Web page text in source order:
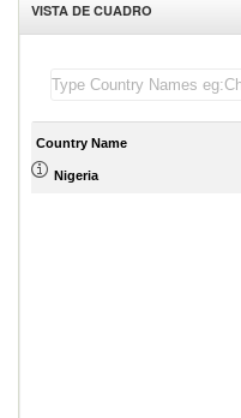
VISTA DE CUADRO
Country Name
Nigeria